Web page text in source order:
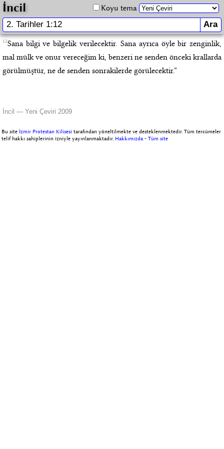
İncil Koyu tema
12Sana bilgi ve bilgelik verilecektir. Sana ayrıca öyle bir zenginlik,
mal mülk ve onur vereceğim ki, benzeri ne senden önceki krallarda
görülmüştür, ne de senden sonrakilerde görülecektir.”
İncil — Yeni Çeviri 2009
Bu site İzmir Protestan Kilisesi tarafından yöneltilmekte ve desteklenmektedir. Tüm tercümeler
telif hakkı sahiplerinin izniyle yayınlanmaktadır. Hakkımızda -Tüm site